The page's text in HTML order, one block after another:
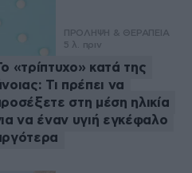
ΠΡΟΛΗΨΗ & ΘΕΡΑΠΕΙΑ
5 λ. πριν
«τρίπτυχο» κατά της
Τι πρέπει να
στη μέση ηλικία
να έναν υγιή εγκέφαλο